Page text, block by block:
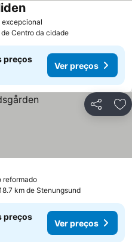
excepcional
Ver preços
Centro da cidade
preços
Ver preços
Partilhar
reformadoVer preços
km de Stenungsund
preços
Ver preços